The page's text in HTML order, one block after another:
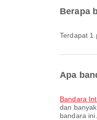
Berapa
Terdapat
Apa
Bandara
dan
bandara ini.